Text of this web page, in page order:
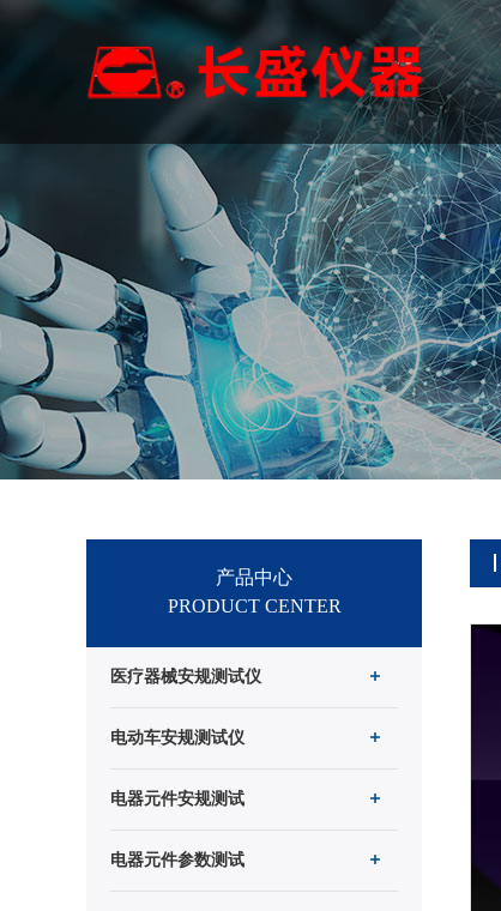
产品中心
PRODUCT CENTER
医疗器械安规测试仪
电动车安规测试仪
电器元件安规测试
电器元件参数测试